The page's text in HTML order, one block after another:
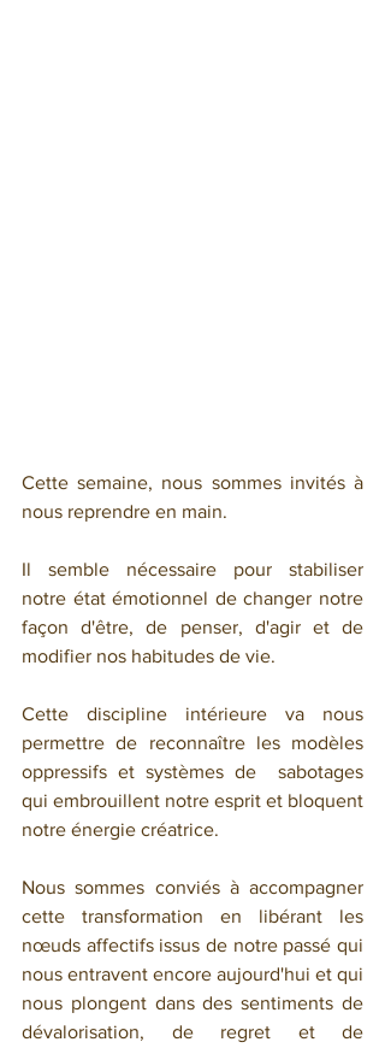
Cette semaine, nous sommes invités à
nous reprendre en main.
Il semble nécessaire pour stabiliser
notre état émotionnel de changer notre
façon d'être, de penser, d'agir et de
modifier nos habitudes de vie.
Cette discipline intérieure va nous
permettre de reconnaître les modèles
oppressifs et systèmes de  sabotages
qui embrouillent notre esprit et bloquent
notre énergie créatrice.
Nous sommes conviés à accompagner
cette transformation en libérant les
nœuds affectifs issus de notre passé qui
nous entravent encore aujourd'hui et qui
nous plongent dans des sentiments de
dévalorisation, de regret et de